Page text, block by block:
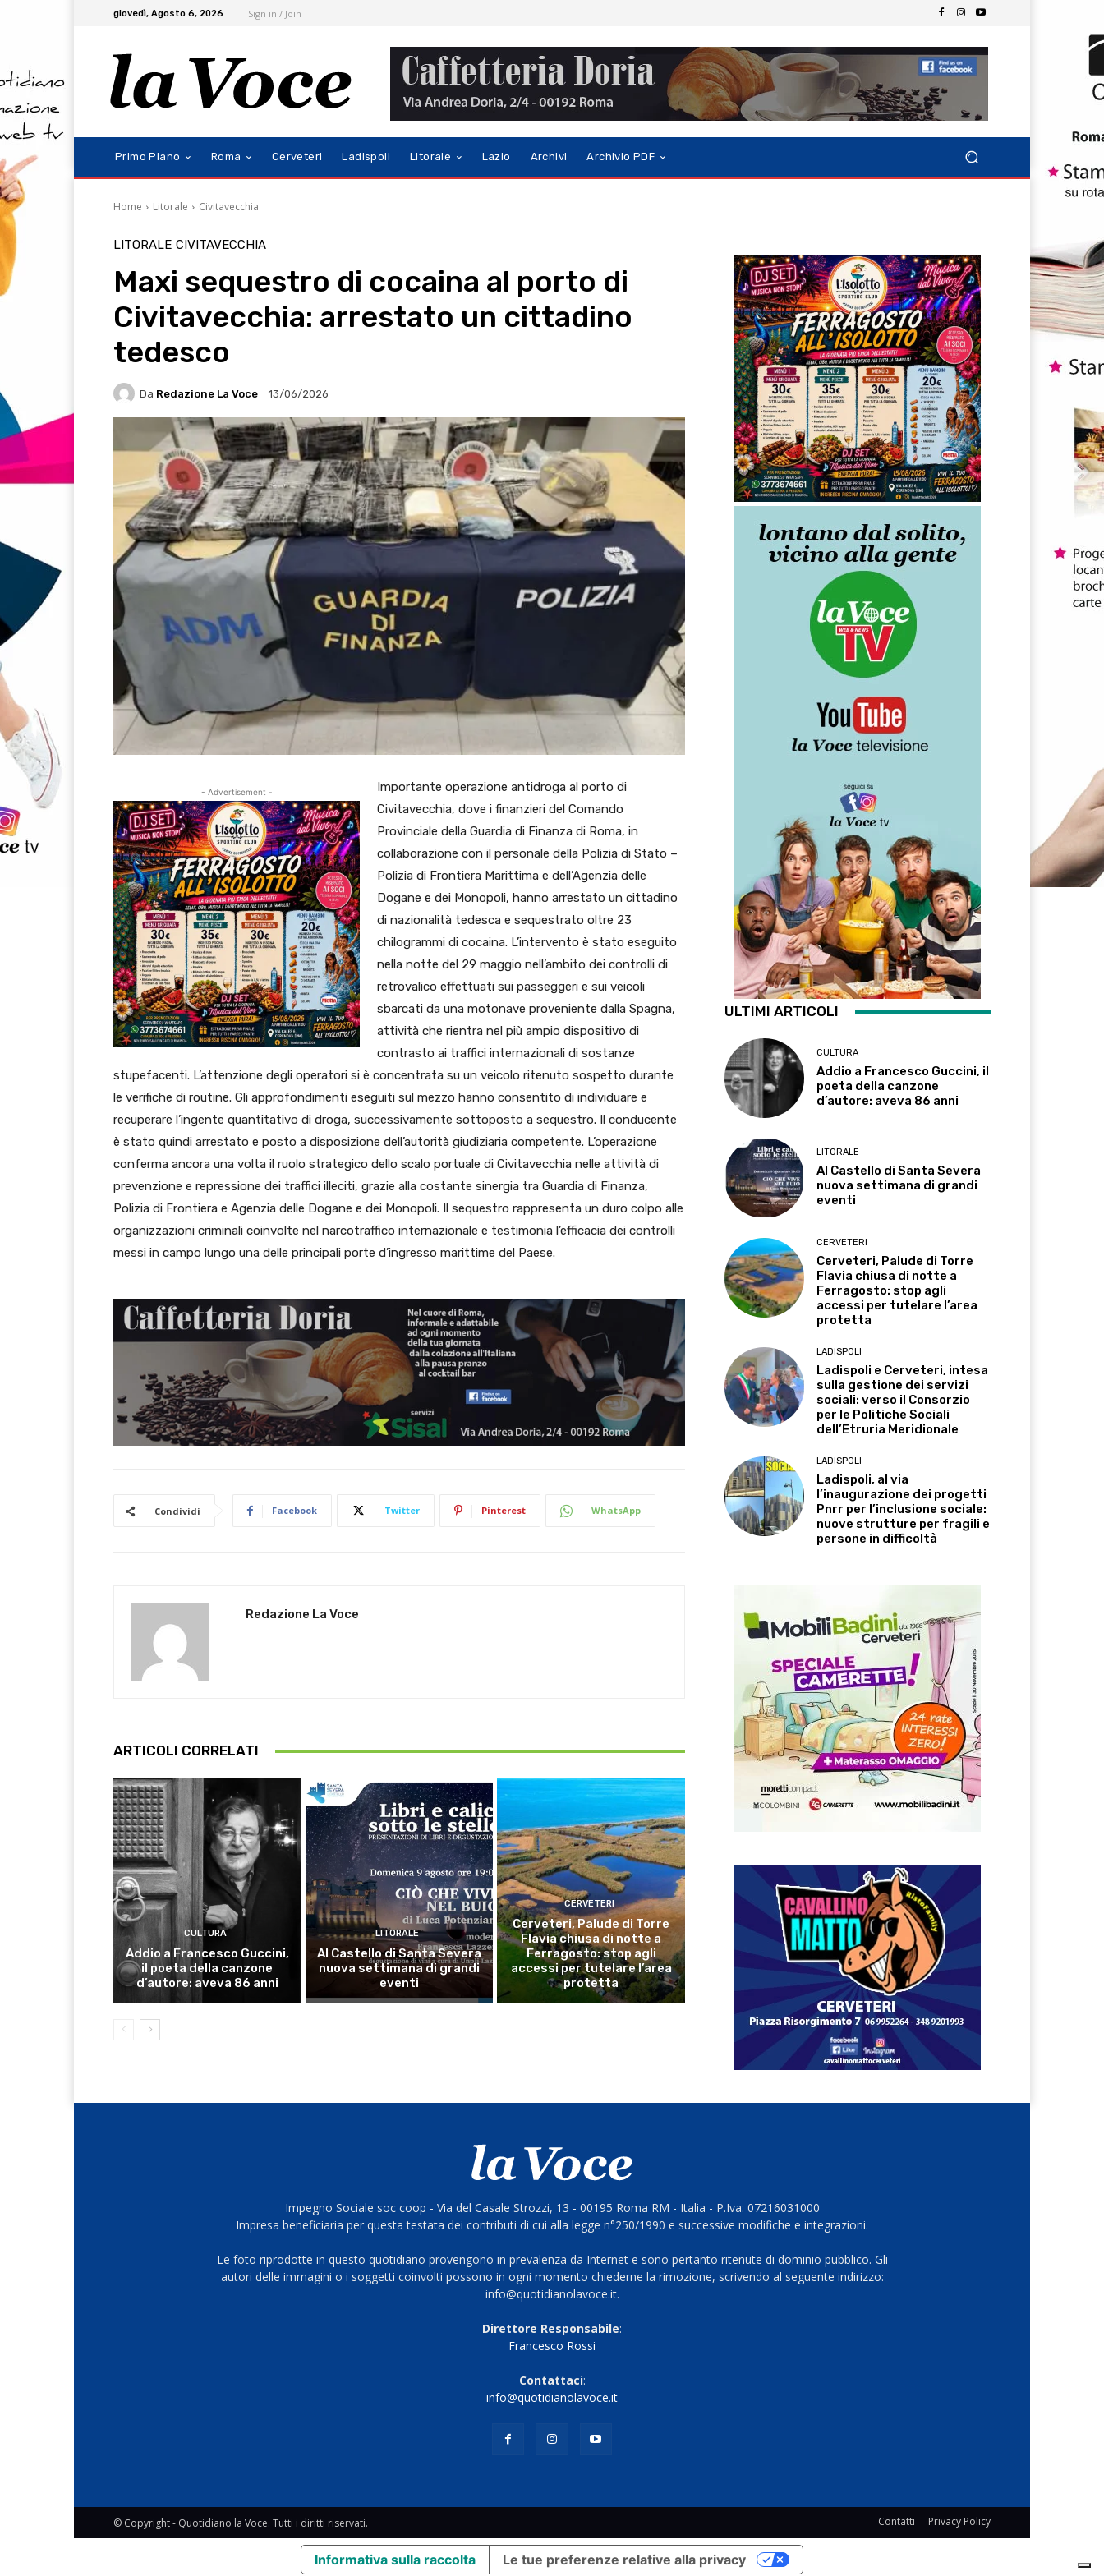
giovedì, Agosto 6, 2026 Sign in / Join
Primo Piano Roma Cerveteri Ladispoli Litorale Lazio Archivi Archivio PDF
Home Litorale Civitavecchia
LITORALE CIVITAVECCHIA
Maxi sequestro di cocaina al porto di
Civitavecchia: arrestato un cittadino
tedesco
Da Redazione La Voce 13/06/2026
- Advertisement -
Importante operazione antidroga al porto di
Civitavecchia, dove i finanzieri del Comando
Provinciale della Guardia di Finanza di Roma, in
collaborazione con il personale della Polizia di Stato –
Polizia di Frontiera Marittima e dell’Agenzia delle
Dogane e dei Monopoli, hanno arrestato un cittadino
di nazionalità tedesca e sequestrato oltre 23
chilogrammi di cocaina. L’intervento è stato eseguito
nella notte del 29 maggio nell’ambito dei controlli di
retrovalico effettuati sui passeggeri e sui veicoli
sbarcati da una motonave proveniente dalla Spagna,
attività che rientra nel più ampio dispositivo di
contrasto ai traffici internazionali di sostanze
stupefacenti. L’attenzione degli operatori si è concentrata su un veicolo ritenuto sospetto durante
le verifiche di routine. Gli approfondimenti eseguiti sul mezzo hanno consentito di individuare e
recuperare l’ingente quantitativo di droga, successivamente sottoposto a sequestro. Il conducente
è stato quindi arrestato e posto a disposizione dell’autorità giudiziaria competente. L’operazione
conferma ancora una volta il ruolo strategico dello scalo portuale di Civitavecchia nelle attività di
prevenzione e repressione dei traffici illeciti, grazie alla costante sinergia tra Guardia di Finanza,
Polizia di Frontiera e Agenzia delle Dogane e dei Monopoli. Il sequestro rappresenta un duro colpo alle
organizzazioni criminali coinvolte nel narcotraffico internazionale e testimonia l’efficacia dei controlli
messi in campo lungo una delle principali porte d’ingresso marittime del Paese.
Condividi Facebook Twitter Pinterest WhatsApp
Redazione La Voce
ARTICOLI CORRELATI
CULTURA
Addio a Francesco Guccini,
il poeta della canzone
d’autore: aveva 86 anni
LITORALE
Al Castello di Santa Severa
nuova settimana di grandi
eventi
CERVETERI
Cerveteri, Palude di Torre
Flavia chiusa di notte a
Ferragosto: stop agli
accessi per tutelare l’area
protetta
ULTIMI ARTICOLI
CULTURA
Addio a Francesco Guccini, il
poeta della canzone
d’autore: aveva 86 anni
LITORALE
Al Castello di Santa Severa
nuova settimana di grandi
eventi
CERVETERI
Cerveteri, Palude di Torre
Flavia chiusa di notte a
Ferragosto: stop agli
accessi per tutelare l’area
protetta
LADISPOLI
Ladispoli e Cerveteri, intesa
sulla gestione dei servizi
sociali: verso il Consorzio
per le Politiche Sociali
dell’Etruria Meridionale
LADISPOLI
Ladispoli, al via
l’inaugurazione dei progetti
Pnrr per l’inclusione sociale:
nuove strutture per fragili e
persone in difficoltà
Impegno Sociale soc coop - Via del Casale Strozzi, 13 - 00195 Roma RM - Italia - P.Iva: 07216031000
Impresa beneficiaria per questa testata dei contributi di cui alla legge n°250/1990 e successive modifiche e integrazioni.
Le foto riprodotte in questo quotidiano provengono in prevalenza da Internet e sono pertanto ritenute di dominio pubblico. Gli
autori delle immagini o i soggetti coinvolti possono in ogni momento chiederne la rimozione, scrivendo al seguente indirizzo:
info@quotidianolavoce.it.
Direttore Responsabile:
Francesco Rossi
Contattaci:
info@quotidianolavoce.it
© Copyright - Quotidiano la Voce. Tutti i diritti riservati. Contatti Privacy Policy
Informativa sulla raccolta Le tue preferenze relative alla privacy